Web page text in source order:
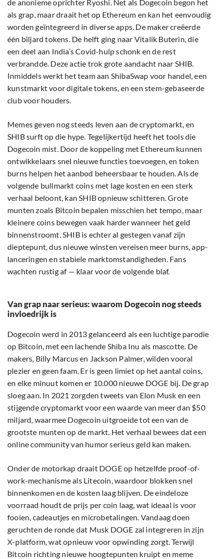
de anonieme oprichter Ryoshi. Net als Dogecoin begon het
als grap, maar draait het op Ethereum en kan het eenvoudig
worden geïntegreerd in diverse apps. De maker creëerde
één biljard tokens. De helft ging naar Vitalik Buterin, die
een deel aan India’s Covid-hulp schonk en de rest
verbrandde. Deze actie trok grote aandacht naar SHIB.
Inmiddels werkt het team aan ShibaSwap voor handel, een
kunstmarkt voor digitale tokens, en een stem-gebaseerde
club voor houders.
Memes geven nog steeds leven aan de cryptomarkt, en
SHIB surft op die hype. Tegelijkertijd heeft het tools die
Dogecoin mist. Door de koppeling met Ethereum kunnen
ontwikkelaars snel nieuwe functies toevoegen, en token
burns helpen het aanbod beheersbaar te houden. Als de
volgende bullmarkt coins met lage kosten en een sterk
verhaal beloont, kan SHIB opnieuw schitteren. Grote
munten zoals Bitcoin bepalen misschien het tempo, maar
kleinere coins bewegen vaak harder wanneer het geld
binnenstroomt. SHIB is echter al gestegen vanaf zijn
dieptepunt, dus nieuwe winsten vereisen meer burns, app-
lanceringen en stabiele marktomstandigheden. Fans
wachten rustig af — klaar voor de volgende blaf.
Van grap naar serieus: waarom Dogecoin nog steeds
invloedrijk is
Dogecoin werd in 2013 gelanceerd als een luchtige parodie
op Bitcoin, met een lachende Shiba Inu als mascotte. De
makers, Billy Marcus en Jackson Palmer, wilden vooral
plezier en geen faam. Er is geen limiet op het aantal coins,
en elke minuut komen er 10.000 nieuwe DOGE bij. De grap
sloeg aan. In 2021 zorgden tweets van Elon Musk en een
stijgende cryptomarkt voor een waarde van meer dan $50
miljard, waarmee Dogecoin uitgroeide tot een van de
grootste munten op de markt. Het verhaal bewees dat een
online community van humor serieus geld kan maken.
Onder de motorkap draait DOGE op hetzelfde proof-of-
work-mechanisme als Litecoin, waardoor blokken snel
binnenkomen en de kosten laag blijven. De eindeloze
voorraad houdt de prijs per coin laag, wat ideaal is voor
fooien, cadeautjes en microbetalingen. Vandaag doen
geruchten de ronde dat Musk DOGE zal integreren in zijn
X-platform, wat opnieuw voor opwinding zorgt. Terwijl
Bitcoin richting nieuwe hoogtepunten kruipt en meme